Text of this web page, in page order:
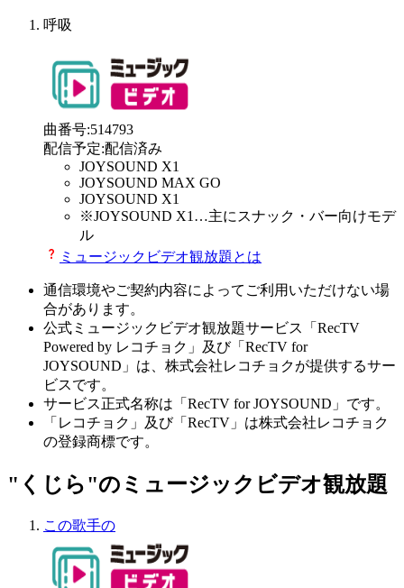
呼吸
曲番号:514793
配信予定:配信済み
JOYSOUND X1
JOYSOUND MAX GO
JOYSOUND X1
※JOYSOUND X1 …主にスナック・バー向けモデ
ル
ミュージックビデオ観放題とは
通信環境やご契約内容によってご利用いただけない場
合があります。
公式ミュージックビデオ観放題サービス「RecTV
Powered by レコチョク」及び「RecTV for
JOYSOUND」は、株式会社レコチョクが提供するサー
ビスです。
サービス正式名称は「RecTV for JOYSOUND」です。
「レコチョク」及び「RecTV」は株式会社レコチョク
の登録商標です。
"くじら"のミュージックビデオ観放題
この歌手の